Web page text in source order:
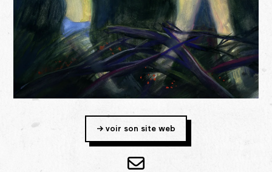
-> voir son site web